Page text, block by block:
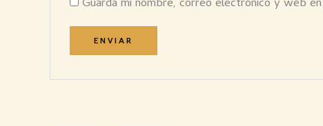
Guarda mi nombre, correo electrónico y web